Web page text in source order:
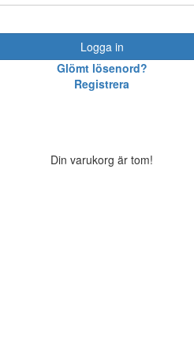
Logga in
Glömt lösenord?
Registrera
Din varukorg är tom!